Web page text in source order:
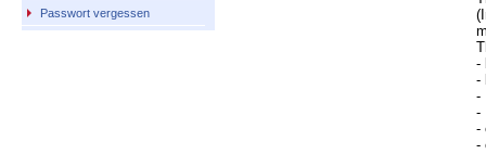
Passwort vergessen
-
-
-
-
-
-